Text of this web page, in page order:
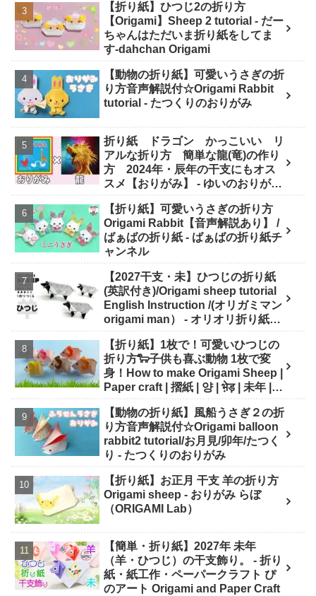
【折り紙】ひつじ2の折り方
【Origami】Sheep 2 tutorial - だー
ちゃんはただいま折り紙をしてま
す-dahchan Origami
【動物の折り紙】可愛いうさぎの折
り方音声解説付☆Origami Rabbit
tutorial - たつくりのおりがみ
折り紙 ドラゴン かっこいい リ
アルな折り方 簡単な龍(竜)の作り
方 2024年・辰年の干支にもオス
スメ【おりがみ】 - ゆいのおりがみ
【折り紙】可愛いうさぎの折り方
Origami Rabbit【音声解説あり】 /
ばぁばの折り紙 - ばぁばの折り紙チ
ャンネル
【2027干支・未】ひつじの折り紙
(英訳付き)/Origami sheep tutorial
English Instruction /(オリガミマン
origami man） - オリオリ折り紙マ
房あらき)
【折り紙】1枚で！可愛いひつじの
折り方🐑子供も喜ぶ動物 1枚で変
身！How to make Origami Sheep |
Paper craft | 摺紙 | 양 | भे़ड़ | 未年 |
【動物の折り紙】風船うさぎ２の折
り方音声解説付☆Origami balloon
rabbit2 tutorial/お月見/卯年/たつく
り - たつくりのおりがみ
【折り紙】お正月 干支 羊の折り方
Origami sheep - おりがみ らぼ
（ORIGAMI Lab）
【簡単・折り紙】2027年 未年
（羊・ひつじ）の干支飾り。 - 折り
紙・紙工作・ペーパークラフト ぴ
のアート Origami and Paper Craft